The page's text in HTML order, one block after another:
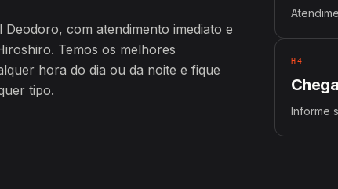
com atendimento imediato e
Temos os melhores
hora do dia ou da noite e fique
tipo.
H4
Informe